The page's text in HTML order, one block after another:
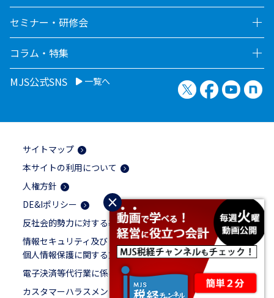
×
セミナー・研修会
コラム・特集
MJS公式SNS
一覧へ X（旧Twitter）
Facebook
サイトマップ
本サイトの利用について
人権方針
DE&Iポリシー
反社会的勢力に対する基本方針
情報セキュリティ及び
個人情報保護に関する方針
電子決済等代行業に係る表示
カスタマーハラスメントに対する基本方針